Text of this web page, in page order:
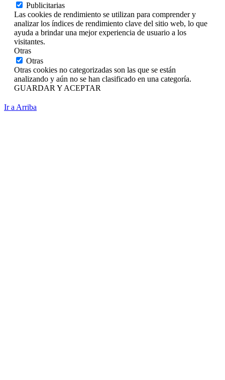
Publicitarias
Las cookies de rendimiento se utilizan para comprender y
analizar los índices de rendimiento clave del sitio web, lo que
ayuda a brindar una mejor experiencia de usuario a los
visitantes.
Otras
Otras
Otras cookies no categorizadas son las que se están
analizando y aún no se han clasificado en una categoría.
GUARDAR Y ACEPTAR
Ir a Arriba